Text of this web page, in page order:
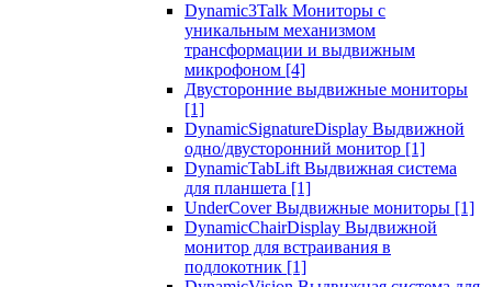
Dynamic3Talk Мониторы с
уникальным механизмом
трансформации и выдвижным
микрофоном [4]
Двусторонние выдвижные мониторы
[1]
DynamicSignatureDisplay Выдвижной
одно/двусторонний монитор [1]
DynamicTabLift Выдвижная система
для планшета [1]
UnderCover Выдвижные мониторы [1]
DynamicChairDisplay Выдвижной
монитор для встраивания в
подлокотник [1]